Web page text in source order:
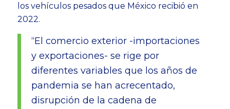
los vehículos pesados que México recibió en
2022.
“El comercio exterior -importaciones
y exportaciones- se rige por
diferentes variables que los años de
pandemia se han acrecentado,
disrupción de la cadena de